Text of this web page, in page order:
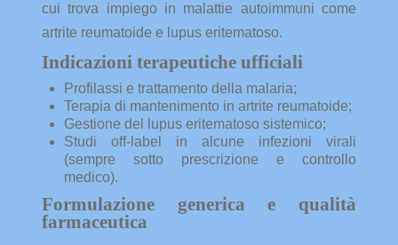
cui trova impiego in malattie autoimmuni come
artrite reumatoide e lupus eritematoso.
Indicazioni terapeutiche ufficiali
Profilassi e trattamento della malaria;
Terapia di mantenimento in artrite reumatoide;
Gestione del lupus eritematoso sistemico;
Studi off-label in alcune infezioni virali
(sempre sotto prescrizione e controllo
medico).
Formulazione generica e qualità
farmaceutica